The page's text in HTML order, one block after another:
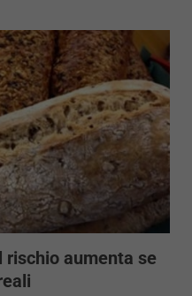
aumenta se